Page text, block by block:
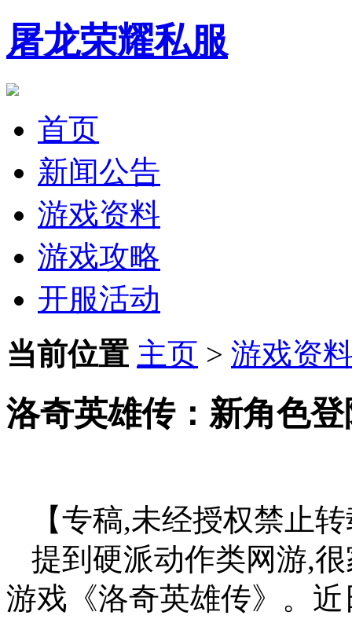
屠龙荣耀私服
首页
新闻公告
游戏资料
游戏攻略
开服活动
当前位置 主页 > 游戏资
洛奇英雄传：新角色
【专稿,未经授权禁止
提到硬派动作类网游,
游戏《洛奇英雄传》。